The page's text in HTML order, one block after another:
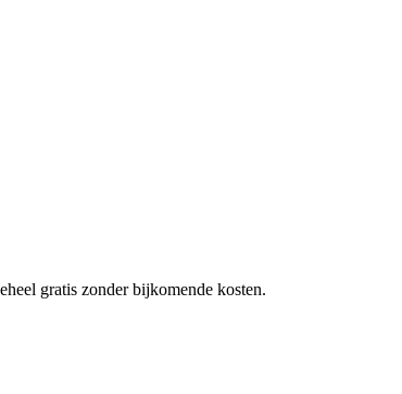
gratis zonder bijkomende kosten.